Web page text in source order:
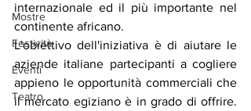
Mostre
Festività
Eventi
Teatro
internazionale ed il più importante nel
continente africano.
L'obiettivo dell'iniziativa è di aiutare le
aziende italiane partecipanti a cogliere
appieno le opportunità commerciali che
il mercato egiziano è in grado di offrire.